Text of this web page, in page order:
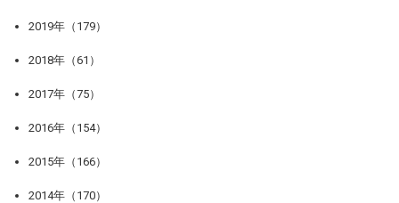
2019年（179）
2018年（61）
2017年（75）
2016年（154）
2015年（166）
2014年（170）